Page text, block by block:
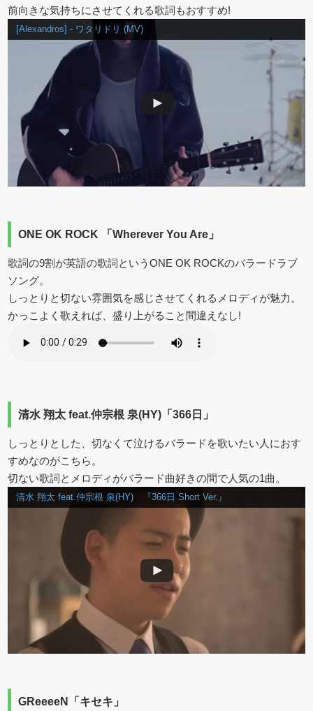
前向きな気持ちにさせてくれる歌詞もおすすめ!
[Alexandros] - ワタリドリ (MV)
ONE OK ROCK 「Wherever You Are」
歌詞の9割が英語の歌詞というONE OK ROCKのバラードラブ
ソング。
しっとりと切ない雰囲気を感じさせてくれるメロディが魅力。
かっこよく歌えれば、盛り上がること間違えなし!
清水 翔太 feat.仲宗根 泉(HY)「366日」
しっとりとした、切なくて泣けるバラードを歌いたい人におす
すめなのがこちら。
切ない歌詞とメロディがバラード曲好きの間で人気の1曲。
清水 翔太 feat.仲宗根 泉(HY) 『366日 Short Ver.』
GReeeeN「キセキ」